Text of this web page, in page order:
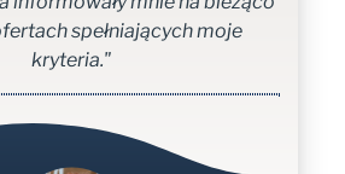
spełniających moje
kryteria."